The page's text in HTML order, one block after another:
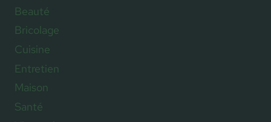
Beauté
Bricolage
Cuisine
Entretien
Maison
Santé